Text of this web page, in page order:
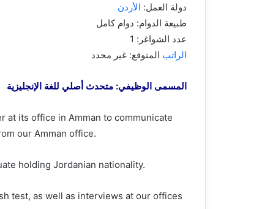
دولة العمل: الأردن
طبيعة الدوام: دوام كامل
عدد الشواغر: 1
الراتب المتوقع: غير محدد
المسمى الوظيفي: متحدث أصلي للغة الإنجليزية
at its office in Amman to communicate
our Amman office.
holding Jordanian nationality.
test, as well as interviews at our offices